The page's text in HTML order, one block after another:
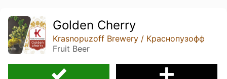
Golden Cherry
Krasnopuzoff Brewery / Краснопузофф
Fruit Beer